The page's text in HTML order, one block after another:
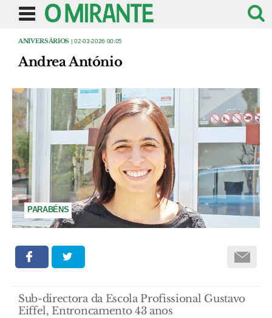
ANIVERSÁRIOS | 02-03-2026 00:05
Andrea António
PARABÉNS
Sub-directora da Escola Profissional Gustavo
Eiffel, Entroncamento 43 anos